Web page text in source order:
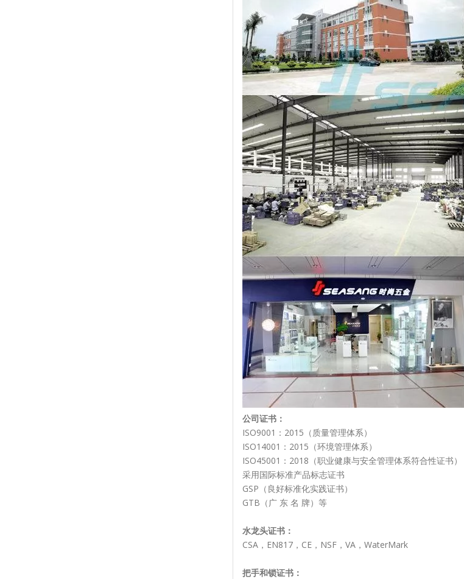
公司证书：
ISO9001：2015（质量管理体系）
ISO14001：2015（环境管理体系）
ISO45001：2018（职业健康与安全管理体系符合性证书）
采用国际标准产品标志证书
GSP（良好标准化实践证书）
GTB（广 东 名 牌）等
水龙头证书：
CSA，EN817，CE，NSF，VA，WaterMark
把手和锁证书：